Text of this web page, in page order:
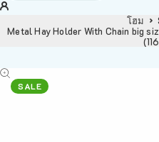
โฮม
Metal Hay Holder With Chain big
SALE